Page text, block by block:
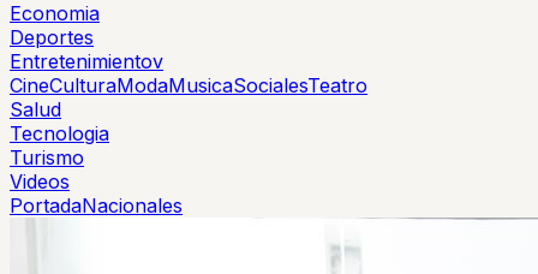
Economia
Deportes
Entretenimientov
CineCulturaModaMusicaSocialesTeatro
Salud
Tecnologia
Turismo
Videos
PortadaNacionales